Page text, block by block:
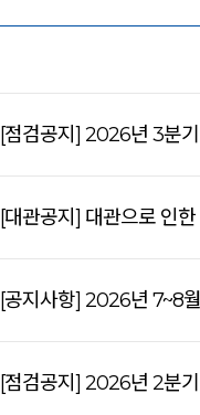
[점검공지] 2026년 3분
[대관공지] 대관으로 인
[공지사항] 2026년 7~8
[점검공지] 2026년 2분